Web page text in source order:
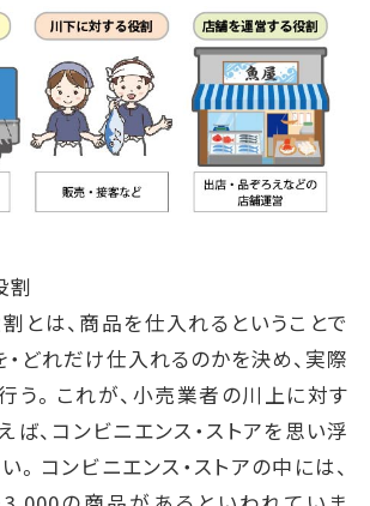
割
とは、商品を仕入れるということで
・どれだけ仕入れるのかを決め、実際
う。これが、小売業者の川上に対す
ば、コンビニエンス・ストアを思い浮
。コンビニエンス・ストアの中には、